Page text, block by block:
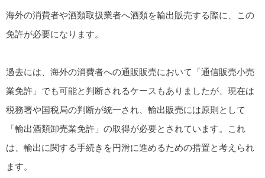
海外の消費者や酒類取扱業者へ酒類を輸出販売する際に、この
免許が必要になります。
過去には、海外の消費者への通販販売において「通信販売小売
業免許」でも可能と判断されるケースもありましたが、現在は
税務署や国税局の判断が統一され、 輸出販売には原則として
「輸出酒類卸売業免許」の取得が必要とされています。これ
は、輸出に関する手続きを円滑に進めるための措置と考えられ
ます。